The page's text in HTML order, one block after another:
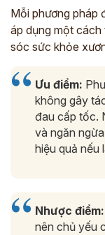
Mỗi phương pháp
áp dụng một
sóc sức khỏe
Ưu điểm:
không gây
đau cấp tốc.
và ngăn
hiệu quả nếu
Nhược điểm:
nên chủ yếu